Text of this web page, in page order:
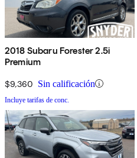
2018 Subaru Forester 2.5i
Premium
$9,360 Sin calificación
Incluye tarifas de conc.